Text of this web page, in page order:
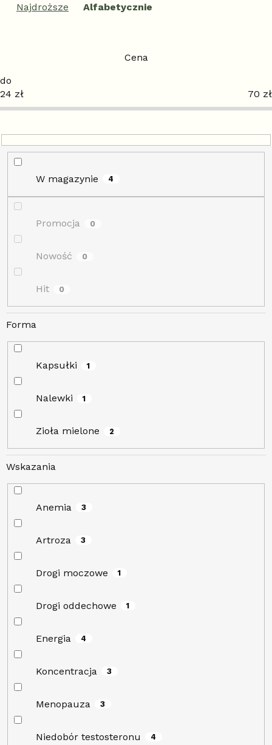
e
p
r
d
u
k
w
Najdroższe Alfabetycznie
Cena
24 zł 70 zł
W magazynie 4
Promocja 0
Nowość 0
Hit 0
Forma
Kapsułki 1
Nalewki 1
Zioła mielone 2
Wskazania
Anemia 3
Artroza 3
Drogi moczowe 1
Drogi oddechowe 1
Energia 4
Koncentracja 3
Menopauza 3
Niedobór testosteronu 4